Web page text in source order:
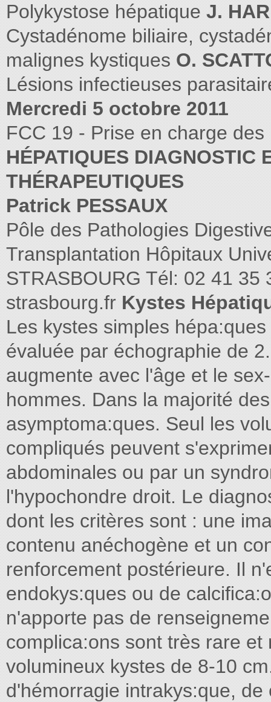
Polykystose hépatique J.
Cystadénome biliaire,
malignes kystiques O.
Lésions infectieuses
Mercredi 5 octobre 2011
FCC 19 - Prise en charge
HÉPATIQUES DIAGNOSTIC
THÉRAPEUTIQUES
Patrick PESSAUX
Pôle des Pathologies
Transplantation Hôpitaux
STRASBOURG Tél: 02 41
strasbourg.fr Kystes
Les kystes simples
évaluée par échographie de
augmente avec l'âge et le
hommes. Dans la majorité
asymptoma:ques. Seul les
compliqués peuvent
abdominales ou par un
l'hypochondre droit. Le
dont les critères sont : une
contenu anéchogène et un
renforcement postérieure. Il
endokys:ques ou de
n'apporte pas de
complica:ons sont très rare
volumineux kystes de 8-10
d'hémorragie intrakys:que,